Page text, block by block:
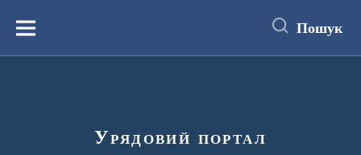
вмістуМеню Пошук
Урядовий портал